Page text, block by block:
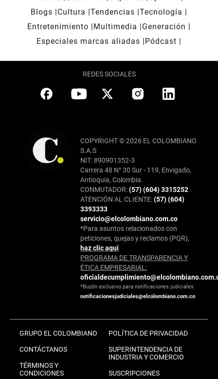
Blogs
Cultura Tendencias Tecnología
Entretenimiento
Multimedia
Generación
Especiales marcas aliadas
Pódcast
REDES SOCIALES
COPYRIGHT © 2026 EL COLOMBIANO
S.A.S
NIT: 890901352-3
Carrera 48 N° 30 Sur - 119, Envigado,
Antioquia, Colombia.
CONMUTADOR:(57) (604) 3315252
ATENCIÓN AL CLIENTE:(57) (604)
3393333
servicio@elcolombiano.com.co
*Para asuntos relacionados con
peticiones, quejas y reclamos (PQR),
haz clic aquí
PROGRAMA DE TRANSPARENCIA Y
ÉTICA EMPRESARIAL:
*Buzón exclusivo para notificaciones judiciales:
notificacionesjudiciales@elcolombiano.com.co
GRUPO EL COLOMBIANO
CONTÁCTANOS
TÉRMINOS Y
CONDICIONES
POLÍTICA DE PRIVACIDAD
SUPERINTENDENCIA DE
INDUSTRIA Y COMERCIO
SUSCRIPCIONES